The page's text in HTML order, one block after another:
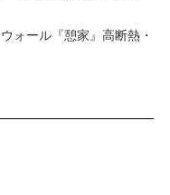
ォール『憩家』高断熱・